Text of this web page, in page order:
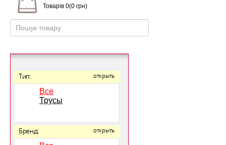
Товарів 0(0 грн)
Тип: открыть
Все
Трусы
Бренд: открыть